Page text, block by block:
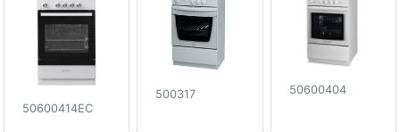
50600414EC
500317 50600404